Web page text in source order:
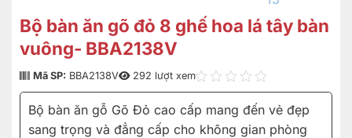
Bộ bàn ăn gõ đỏ 8 ghế hoa lá tây bàn
vuông- BBA2138V
Mã SP: BBA2138V 292 lượt xem
Bộ bàn ăn gỗ Gõ Đỏ cao cấp mang đến vẻ đẹp
sang trọng và đẳng cấp cho không gian phòng